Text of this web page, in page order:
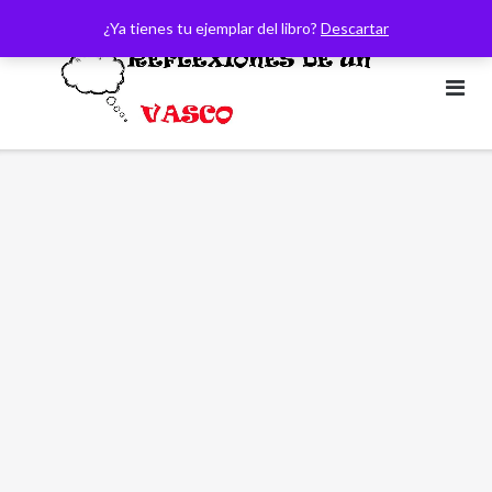
¿Ya tienes tu ejemplar del libro? Descartar
contenido